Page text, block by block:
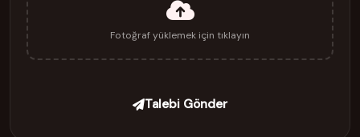
Fotoğraf yüklemek için tıklayın
Talebi Gönder